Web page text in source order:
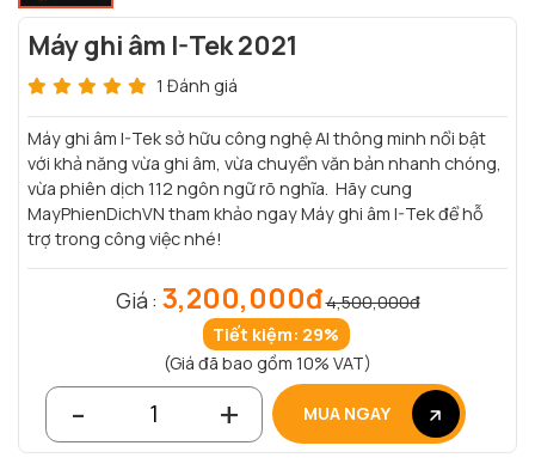
Máy ghi âm I-Tek 2021
1 Đánh giá
Máy ghi âm I-Tek sở hữu công nghệ AI thông minh nổi bật
với khả năng vừa ghi âm, vừa chuyển văn bản nhanh chóng,
vừa phiên dịch 112 ngôn ngữ rõ nghĩa. Hãy cung
MayPhienDichVN tham khảo ngay Máy ghi âm I-Tek để hỗ
trợ trong công việc nhé!
Giá : 3,200,000đ4,500,000đ
Tiết kiệm: 29%
(Giá đã bao gồm 10% VAT)
- + MUA NGAY